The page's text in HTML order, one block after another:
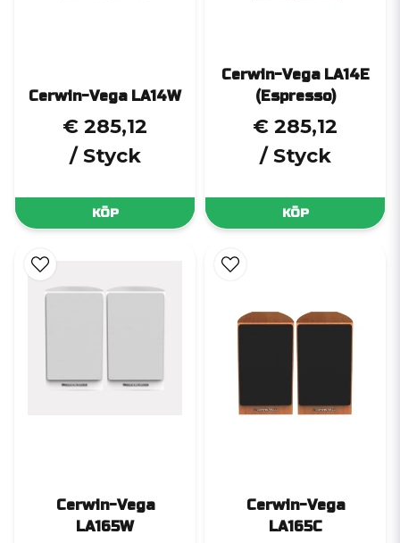
Cerwin-Vega LA14W
€ 285,12
/ Styck
KÖP
Cerwin-Vega LA14E
(Espresso)
€ 285,12
/ Styck
KÖP
Cerwin-Vega
LA165W
Cerwin-Vega
LA165C